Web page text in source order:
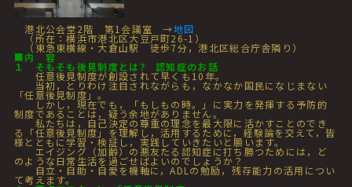
港北公会堂2階 第1会議室 →地図
（所在：横浜市港北区大豆戸町26-1）
（東急東横線・大倉山駅 徒歩7分，港北区総合庁舎隣り）
■内 容
１ そもそも後見制度とは? 認知症のお話
任意後見制度が創設されて早くも10年。
当初，とりわけ注目されながらも，なかなか国民になじまない
「任意後見制度」。
しかし，現在でも，「もしもの時。」に実力を発揮する予防的
制度であることは，疑う余地がありません。
私たちは，自己決定の尊重の理念を最大限に活かすことのでき
る「任意後見制度」を理解し，活用するために，経験論を交えて，皆
様とともに学習・検証し，実践していきたいと願います。
エイジング（加齢）の悪友たる認知症に打ち勝つためには，ど
のような日常生活を過ごせばよいのでしょうか？
自立・自助・自愛を機軸に，ADLの勉励，残存能力の活用につい
て考えます。